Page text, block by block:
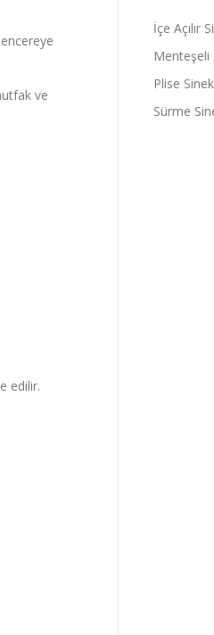
ve
edilir.
İçe Açılır
Menteşeli
Plise
Sürme